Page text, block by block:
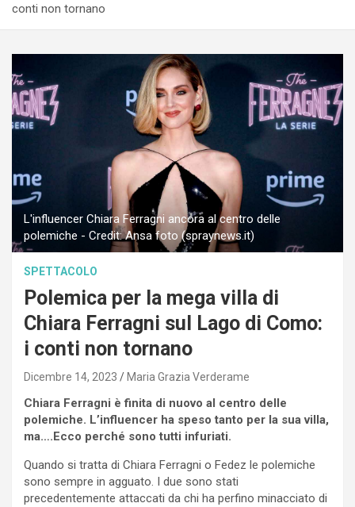
conti non tornano
L'influencer Chiara Ferragni ancora al centro delle
polemiche - Credit: Ansa foto (spraynews.it)
SPETTACOLO
Polemica per la mega villa di
Chiara Ferragni sul Lago di Como:
i conti non tornano
Dicembre 14, 2023 Maria Grazia Verderame
Chiara Ferragni è finita di nuovo al centro delle
polemiche. L’influencer ha speso tanto per la sua villa,
ma….Ecco perché sono tutti infuriati.
Quando si tratta di Chiara Ferragni o Fedez le polemiche
sono sempre in agguato. I due sono stati
precedentemente attaccati da chi ha perfino minacciato di